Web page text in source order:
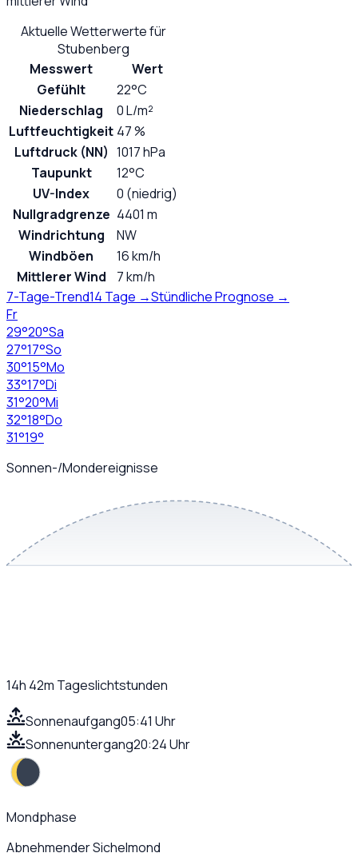
Aktuelle Wetterwerte für
Stubenberg
Messwert
Wert
Gefühlt
22°C
Niederschlag
0 L/m²
Luftfeuchtigkeit 47 %
Luftdruck (NN) 1017 hPa
Taupunkt
12°C
UV-Index
0 (niedrig)
Nullgradgrenze 4401 m
Windrichtung
NW
Windböen
16 km/h
Mittlerer Wind
7 km/h
7-Tage-Trend14 Tage →Stündliche Prognose →
Fr
29°20°Sa
27°17°So
30°15°Mo
33°17°Di
31°20°Mi
32°18°Do
31°19°
Sonnen-/Mondereignisse
14h 42m Tageslichtstunden
Sonnenaufgang05:41 Uhr
Sonnenuntergang20:24 Uhr
Mondphase
Abnehmender Sichelmond